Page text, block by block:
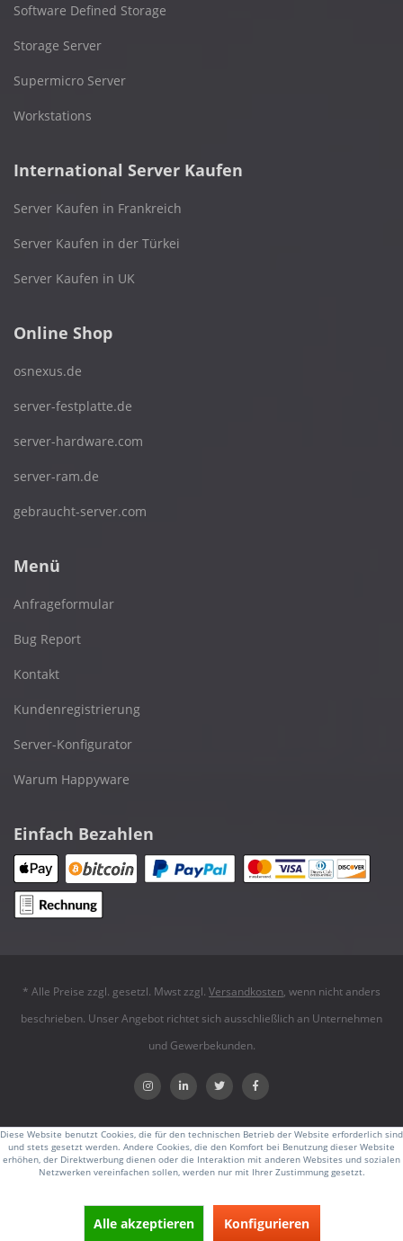
Software Defined Storage
Storage Server
Supermicro Server
Workstations
International Server Kaufen
Server Kaufen in Frankreich
Server Kaufen in der Türkei
Server Kaufen in UK
Online Shop
osnexus.de
server-festplatte.de
server-hardware.com
server-ram.de
gebraucht-server.com
Menü
Anfrageformular
Bug Report
Kontakt
Kundenregistrierung
Server-Konfigurator
Warum Happyware
Einfach Bezahlen
* Alle Preise zzgl. gesetzl. Mwst zzgl. Versandkosten, wenn nicht anders
beschrieben. Unser Angebot richtet sich ausschließlich an Unternehmen
und Gewerbekunden.
Diese Website benutzt Cookies, die für den technischen Betrieb der Website erforderlich sind
und stets gesetzt werden. Andere Cookies, die den Komfort bei Benutzung dieser Website
erhöhen, der Direktwerbung dienen oder die Interaktion mit anderen Websites und sozialen
Netzwerken vereinfachen sollen, werden nur mit Ihrer Zustimmung gesetzt.
Alle akzeptieren Konfigurieren